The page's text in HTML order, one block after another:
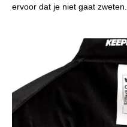
ervoor dat je niet gaat zweten.